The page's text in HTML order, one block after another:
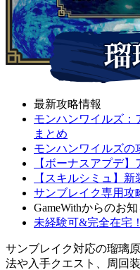
最新攻略情報
モンハンワイルズ：
まとめ
モンハンワイルズの
【ボーナスアプデ
【スキルシミュ】新
サンブレイク専用攻
GameWithからのお
未経験可&完全在宅
サンブレイク対応の瑠璃
法や入手クエスト、周回